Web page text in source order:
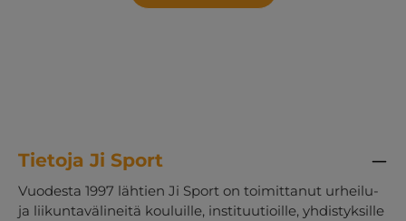
Tietoja Ji Sport
Vuodesta 1997 lähtien Ji Sport on toimittanut urheilu-
ja liikuntavälineitä kouluille, instituutioille, yhdistyksille